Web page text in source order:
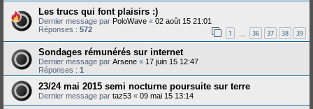
Les trucs qui font plaisirs :)
Dernier message par PoloWave « 02 août 15 21:01
Réponses : 572 1 36 37 38 39
Sondages rémunérés sur internet
Dernier message par Arsene « 17 juin 15 12:47
Réponses : 1
23/24 mai 2015 semi nocturne poursuite sur terre
Dernier message par taz53 « 09 mai 15 13:14